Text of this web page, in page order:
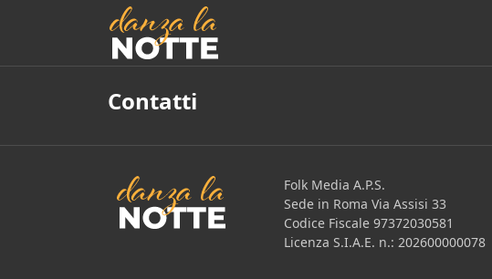
Contatti
Folk Media A.P.S.
Sede in Roma Via Assisi 33
Codice Fiscale 97372030581
Licenza S.I.A.E. n.: 202600000078